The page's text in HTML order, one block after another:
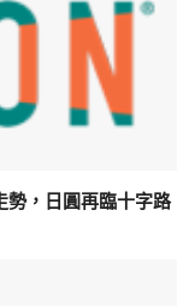
勢，日圓再臨十字路